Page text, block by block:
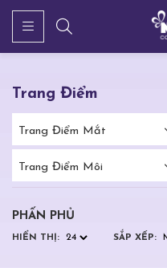
Trang Điểm
Trang Điểm Mắt
Trang Điểm Môi
PHẤN PHỦ
HIỂN THỊ: SẮP XẾP: